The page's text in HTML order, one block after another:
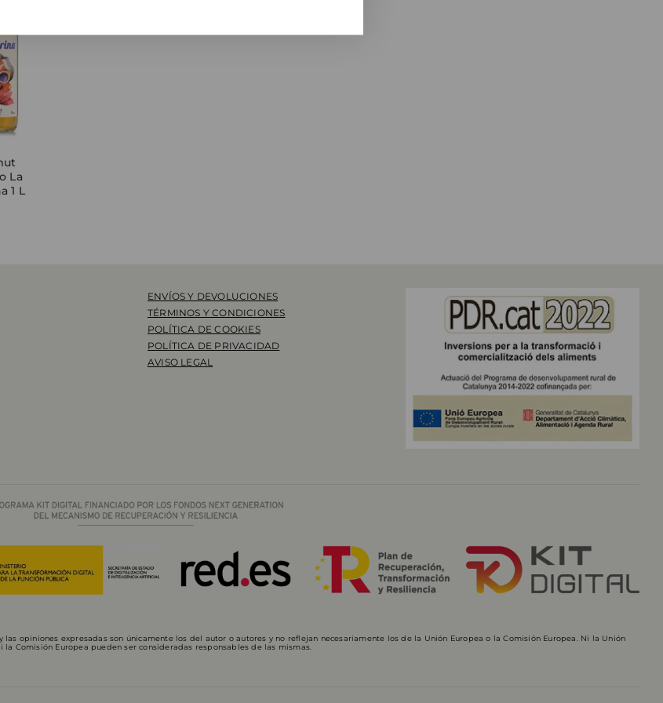
La
1 L
ENVÍOS Y DEVOLUCIONES
TÉRMINOS Y CONDICIONES
POLÍTICA DE COOKIES
POLÍTICA DE PRIVACIDAD
AVISO LEGAL
opiniones expresadas son únicamente los del autor o autores y no reflejan necesariamente los de la Unión Europea o la Comisión Europea. Ni la Unión
la Comisión Europea pueden ser consideradas responsables de las mismas.